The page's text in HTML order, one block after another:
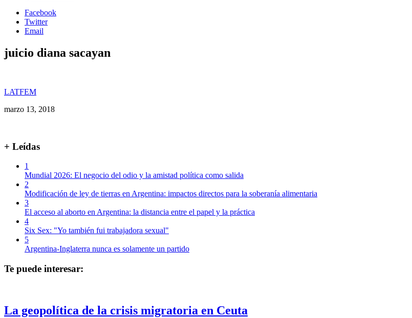
Facebook
Twitter
Email
juicio diana sacayan
LATFEM
marzo 13, 2018
+ Leídas
1
Mundial 2026: El negocio del odio y la amistad política como salida
2
Modificación de ley de tierras en Argentina: impactos directos para la soberanía alimentaria
3
El acceso al aborto en Argentina: la distancia entre el papel y la práctica
4
Six Sex: "Yo también fui trabajadora sexual"
5
Argentina-Inglaterra nunca es solamente un partido
Te puede interesar:
La geopolítica de la crisis migratoria en Ceuta